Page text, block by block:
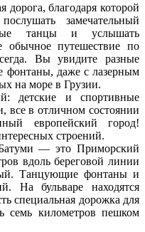
благодаря которой
замечательный
танцы и услышать
путешествие по
Вы увидите разные
фонтаны, даже с лазерным
на море в Грузии.
детские и спортивные
все в отличном состоянии
европейский город!
строений.
Батуми — это Приморский
вдоль береговой линии
Танцующие фонтаны и
На бульваре находятся
специальная дорожка для
семь километров пешком